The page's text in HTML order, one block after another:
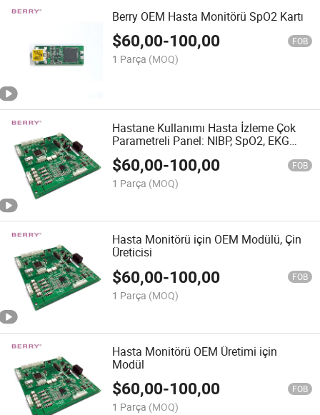
Berry OEM Hasta Monitörü SpO2 Kartı
$60,00-100,00 FOB
1 Parça (MOQ)
Hastane Kullanımı Hasta İzleme Çok
Parametreli Panel: NIBP, SpO2, EKG
Tmep
$60,00-100,00 FOB
1 Parça (MOQ)
Hasta Monitörü için OEM Modülü, Çin
Üreticisi
$60,00-100,00 FOB
1 Parça (MOQ)
Hasta Monitörü OEM Üretimi için
Modül
$60,00-100,00 FOB
1 Parça (MOQ)